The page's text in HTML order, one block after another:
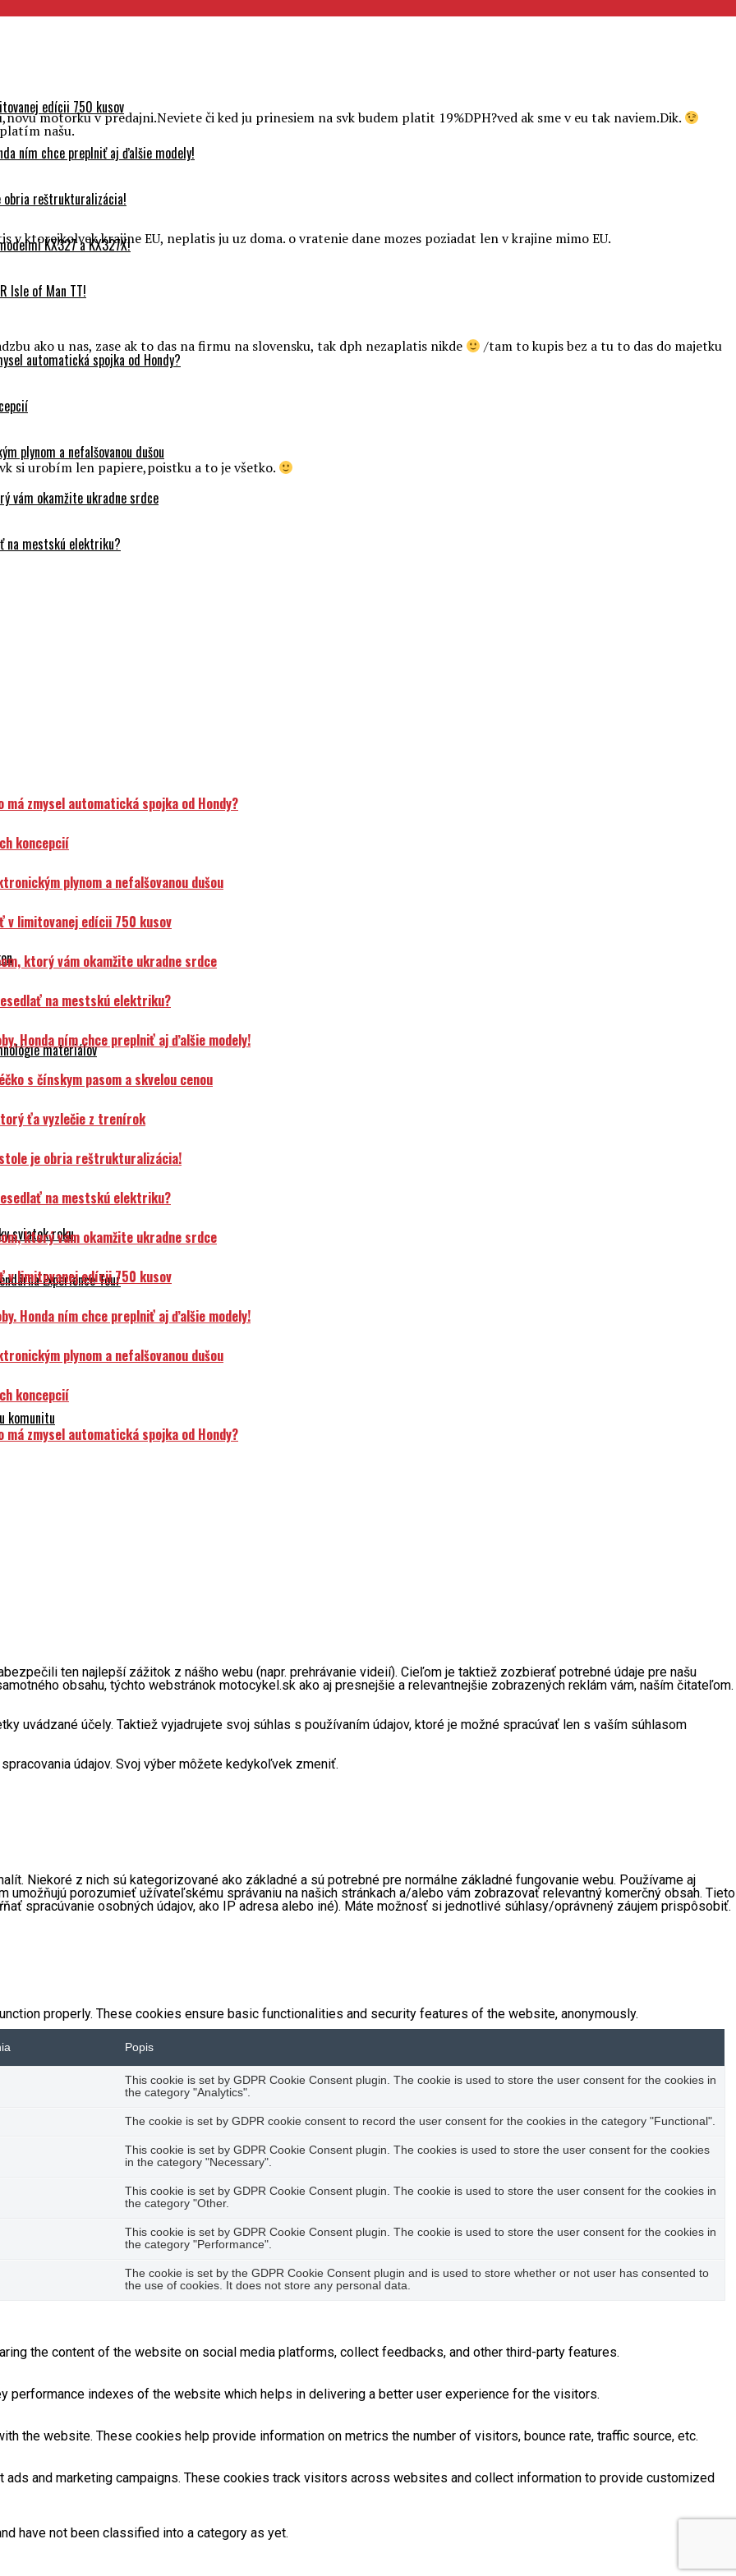
edícii 750 kusov
ním chce preplniť aj ďalšie modely!
obria reštrukturalizácia!
KX327 a KX327X!
Isle of Man TT!
automatická spojka od Hondy?
plynom a nefalšovanou dušou
vám okamžite ukradne srdce
na mestskú elektriku?
materiálov
sviatok roku
Experience Tour
komunitu
motorku v predajni.Neviete či ked ju prinesiem na svk budem platit 19%DPH?ved ak sme v eu tak naviem.Dik.
našu.
v ktorejkolvek krajine EU, neplatis ju uz doma. o vratenie dane mozes poziadat len v krajine mimo EU.
ako u nas, zase ak to das na firmu na slovensku, tak dph nezaplatis nikde /tam to kupis bez a tu to das do majetku
si urobím len papiere,poistku a to je všetko.
má zmysel automatická spojka od Hondy?
koncepcií
plynom a nefalšovanou dušou
v limitovanej edícii 750 kusov
ktorý vám okamžite ukradne srdce
na mestskú elektriku?
Honda ním chce preplniť aj ďalšie modely!
s čínskym pasom a skvelou cenou
ťa vyzlečie z trenírok
stole je obria reštrukturalizácia!
na mestskú elektriku?
ktorý vám okamžite ukradne srdce
v limitovanej edícii 750 kusov
Honda ním chce preplniť aj ďalšie modely!
plynom a nefalšovanou dušou
koncepcií
má zmysel automatická spojka od Hondy?
ten najlepší zážitok z nášho webu (napr. prehrávanie videií). Cieľom je taktiež zozbierať potrebné údaje pre našu
obsahu, týchto webstránok motocykel.sk ako aj presnejšie a relevantnejšie zobrazených reklám vám, naším čitateľom.
uvádzané účely. Taktiež vyjadrujete svoj súhlas s používaním údajov, ktoré je možné spracúvať len s vaším súhlasom
údajov. Svoj výber môžete kedykoľvek zmeniť.
Niekoré z nich sú kategorizované ako základné a sú potrebné pre normálne základné fungovanie webu. Používame aj
umožňujú porozumieť užívateľskému správaniu na našich stránkach a/alebo vám zobrazovať relevantný komerčný obsah. Tieto
spracúvanie osobných údajov, ako IP adresa alebo iné). Máte možnosť si jednotlivé súhlasy/oprávnený záujem prispôsobiť.
properly. These cookies ensure basic functionalities and security features of the website, anonymously.
Popis
This cookie is set by GDPR Cookie Consent plugin. The cookie is used to store the user consent for the cookies in
the category "Analytics".
The cookie is set by GDPR cookie consent to record the user consent for the cookies in the category "Functional".
This cookie is set by GDPR Cookie Consent plugin. The cookies is used to store the user consent for the cookies
in the category "Necessary".
This cookie is set by GDPR Cookie Consent plugin. The cookie is used to store the user consent for the cookies in
the category "Other.
This cookie is set by GDPR Cookie Consent plugin. The cookie is used to store the user consent for the cookies in
the category "Performance".
The cookie is set by the GDPR Cookie Consent plugin and is used to store whether or not user has consented to
the use of cookies. It does not store any personal data.
the content of the website on social media platforms, collect feedbacks, and other third-party features.
performance indexes of the website which helps in delivering a better user experience for the visitors.
the website. These cookies help provide information on metrics the number of visitors, bounce rate, traffic source, etc.
and marketing campaigns. These cookies track visitors across websites and collect information to provide customized
have not been classified into a category as yet.